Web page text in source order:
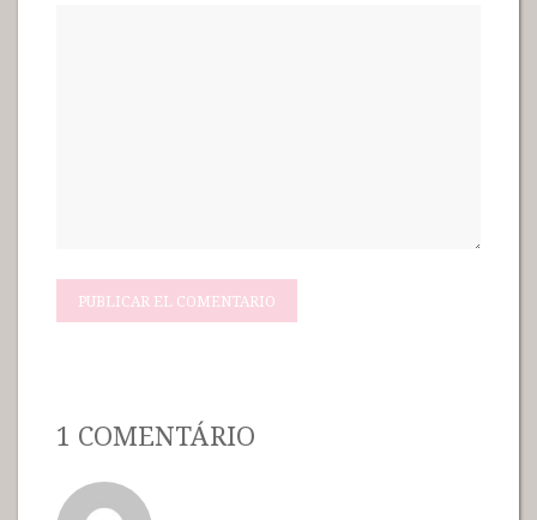
1 COMENTÁRIO